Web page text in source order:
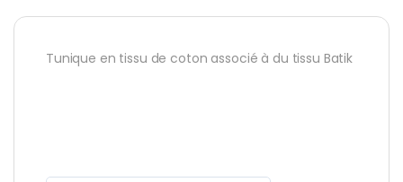
Tunique en tissu de coton associé à du tissu Batik